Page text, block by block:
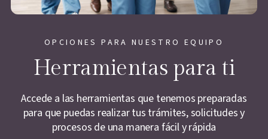
OPCIONES PARA NUESTRO EQUIPO
Herramientas para ti
Accede a las herramientas que tenemos preparadas
para que puedas realizar tus trámites, solicitudes y
procesos de una manera fácil y rápida